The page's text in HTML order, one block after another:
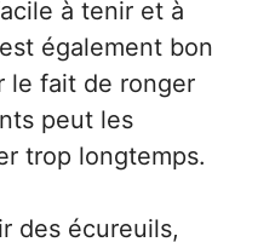
à tenir et à
également bon
le fait de ronger
peut les
trop longtemps.
des écureuils,